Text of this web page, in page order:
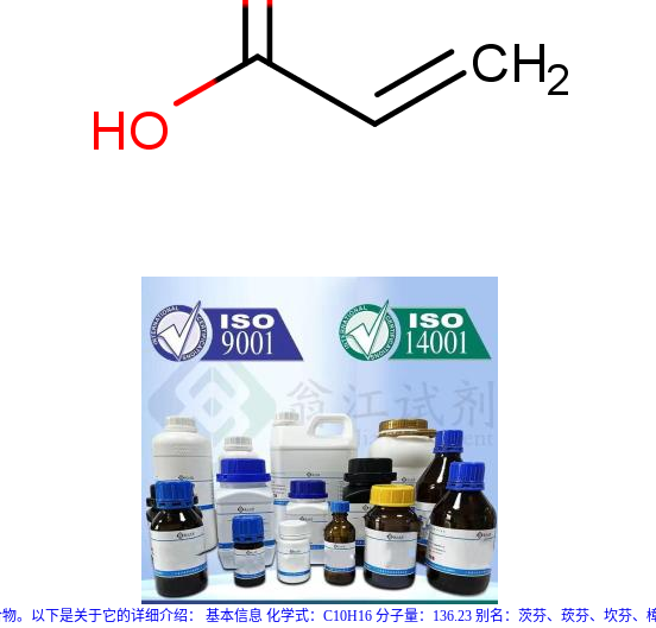
。以下是关于它的详细介绍： 基本信息 化学式：C10H16 分子量：136.23 别名：茨芬、莰芬、坎芬